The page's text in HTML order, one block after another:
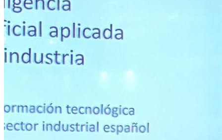
La intel·ligència artificial està transformant com les empreses
gestionen CRM i automatitzen vendes. Descobreix com
implementar-la amb ROI real en 6-12 mesos. Auto IA Pre AGI -
OpenClaw Ready
3 de abril de 2026